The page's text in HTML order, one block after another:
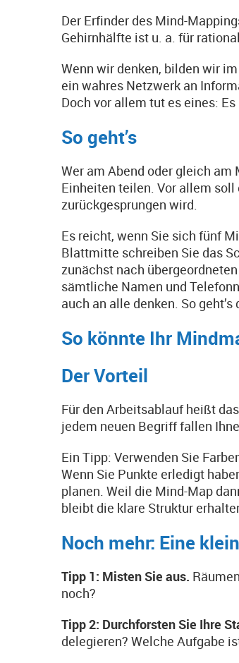
Der Erfinder des Mind-
Gehirnhälfte ist u. a. für
Wenn wir denken, bilden wir
ein wahres Netzwerk an
Doch vor allem tut es eines:
So geht’s
Wer am Abend oder gleich am
Einheiten teilen. Vor allem
zurückgesprungen wird.
Es reicht, wenn Sie sich fünf
Blattmitte schreiben Sie das
zunächst nach
sämtliche Namen und
auch an alle denken. So
So könnte Ihr
Der Vorteil
Für den Arbeitsablauf heißt
jedem neuen Begriff fallen
Ein Tipp: Verwenden Sie
Wenn Sie Punkte erledigt
planen. Weil die Mind-Map
bleibt die klare Struktur
Noch mehr: Eine
Tipp 1: Misten Sie aus.
noch?
Tipp 2: Durchforsten Sie Ihre
delegieren? Welche Aufgabe